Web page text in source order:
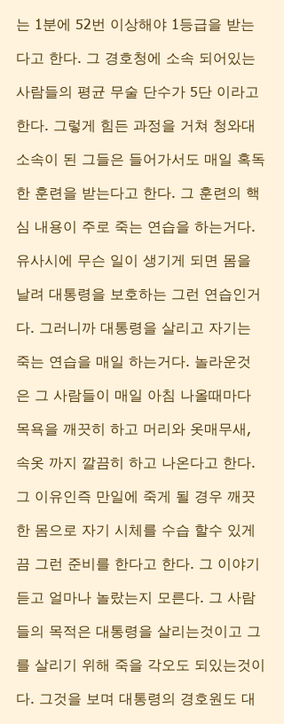
는 1분에 52번 이상해야 1등급을 받는
다고 한다. 그 경호청에 소속 되어있는
사람들의 평균 무술 단수가 5단 이라고
한다. 그렇게 힘든 과정을 거쳐 청와대
소속이 된 그들은 들어가서도 매일 혹독
한 훈련을 받는다고 한다. 그 훈련의 핵
심 내용이 주로 죽는 연습을 하는거다.
유사시에 무슨 일이 생기게 되면 몸을
날려 대통령을 보호하는 그런 연습인거
다. 그러니까 대통령을 살리고 자기는
죽는 연습을 매일 하는거다. 놀라운것
은 그 사람들이 매일 아침 나올때마다
목욕을 깨끗히 하고 머리와 옷매무새,
속옷 까지 깔끔히 하고 나온다고 한다.
그 이유인즉 만일에 죽게 될 경우 깨끗
한 몸으로 자기 시체를 수습 할수 있게
끔 그런 준비를 한다고 한다. 그 이야기
듣고 얼마나 놀랐는지 모른다. 그 사람
들의 목적은 대통령을 살리는것이고 그
를 살리기 위해 죽을 각오도 되있는것이
다. 그것을 보며 대통령의 경호원도 대